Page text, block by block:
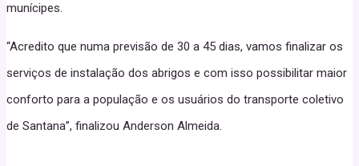
munícipes.
“Acredito que numa previsão de 30 a 45 dias, vamos finalizar os
serviços de instalação dos abrigos e com isso possibilitar maior
conforto para a população e os usuários do transporte coletivo
de Santana”, finalizou Anderson Almeida.